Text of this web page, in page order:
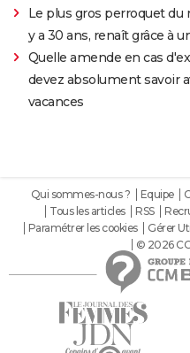
Le plus gros perroquet
y a 30 ans, renaît grâce à
Quelle amende en cas
devez absolument savoir
vacances
Qui sommes-nous ? Equipe
Tous les articles
RSS
Paramétrer les cookies
Gérer
© 2026